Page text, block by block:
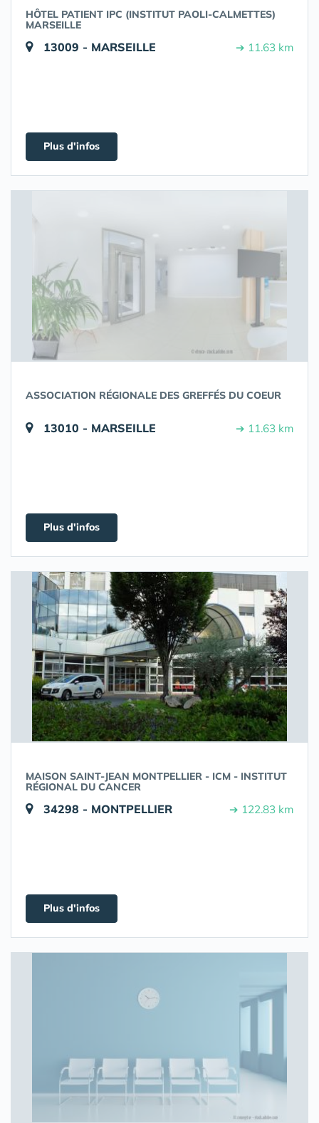
HÔTEL PATIENT IPC (INSTITUT PAOLI-CALMETTES)
MARSEILLE
13009 - MARSEILLE ➔ 11.63 km
Plus d'infos
ASSOCIATION RÉGIONALE DES GREFFÉS DU COEUR
13010 - MARSEILLE ➔ 11.63 km
Plus d'infos
MAISON SAINT-JEAN MONTPELLIER - ICM - INSTITUT
RÉGIONAL DU CANCER
34298 - MONTPELLIER ➔ 122.83 km
Plus d'infos